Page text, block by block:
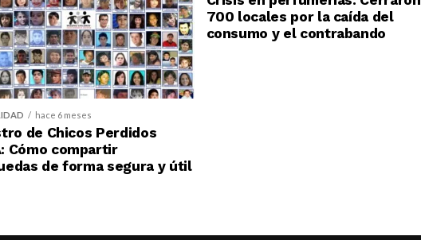
hace 6 meses
de Chicos Perdidos
Cómo compartir
de forma segura y útil
700 locales por la caída del
consumo y el contrabando